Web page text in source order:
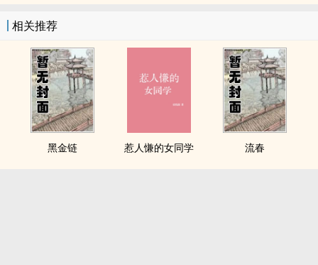
相关推荐
黑金链 惹人慊的女同学 流春